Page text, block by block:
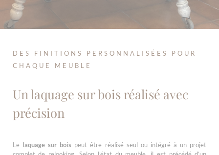
DES FINITIONS PERSONNALISÉES POUR
CHAQUE MEUBLE
Un laquage sur bois réalisé avec
précision
Le laquage sur bois peut être réalisé seul ou intégré à un projet